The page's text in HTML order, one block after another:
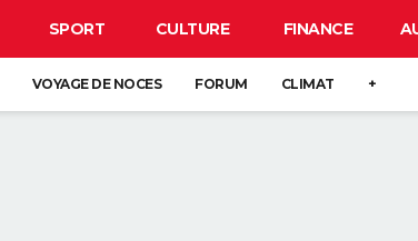
SPORT CULTURE FINANCE
VOYAGE DE NOCES FORUM CLIMAT +